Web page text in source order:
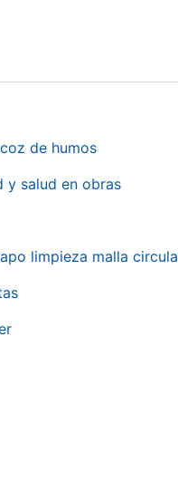
de humos
y salud en obras
limpieza malla